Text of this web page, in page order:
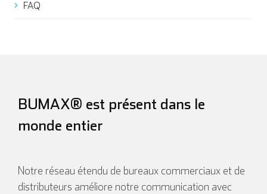
FAQ
BUMAX® est présent dans le
monde entier
Notre réseau étendu de bureaux commerciaux et de
distributeurs améliore notre communication avec